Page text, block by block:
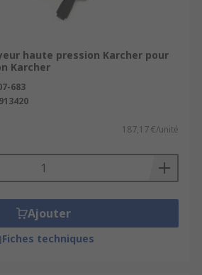
haute pression Karcher pour
Karcher
683
187,17 €/unité
Ajouter
Fiches techniques